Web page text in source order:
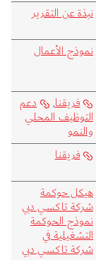
نبذة عن التقرير
نموذج الأعمال
فريقنا, دعم
التوظيف المحلي
والنمو
فريقنا
هيكل حوكمة
شركة تاكسي دبي
نموذج الحوكمة
التشغيلية في
شركة تاكسي دبي